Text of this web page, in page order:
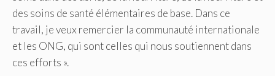
des soins de santé élémentaires de base. Dans ce
travail, je veux remercier la communauté internationale
et les ONG, qui sont celles qui nous soutiennent dans
ces efforts ».